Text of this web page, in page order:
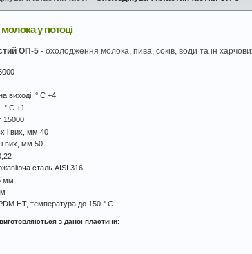
у потоці
ОП-5 - охолодження молока, пива, соків, води та ін
виході, ° С +4
° С +1
15000
і вих, мм 40
і вих, мм 50
сталь AISI 316
мм
HT, температура до 150 ° С
з даної пластини: